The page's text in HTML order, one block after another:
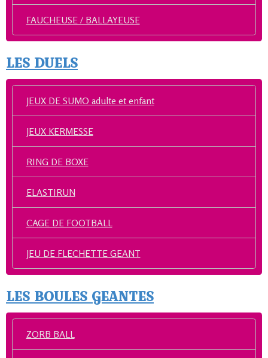
FAUCHEUSE / BALLAYEUSE
LES DUELS
JEUX DE SUMO adulte et enfant
JEUX KERMESSE
RING DE BOXE
ELASTIRUN
CAGE DE FOOTBALL
JEU DE FLECHETTE GEANT
LES BOULES GEANTES
ZORB BALL